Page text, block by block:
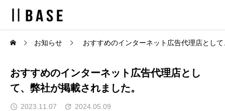
お知らせ おすすめのインターネット広告代理店とし
おすすめのインターネット広告代理店とし
て、弊社が掲載されました。
2023.11.07 2024.05.09